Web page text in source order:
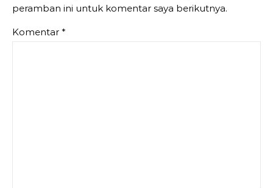
peramban ini untuk komentar saya berikutnya.
Komentar *